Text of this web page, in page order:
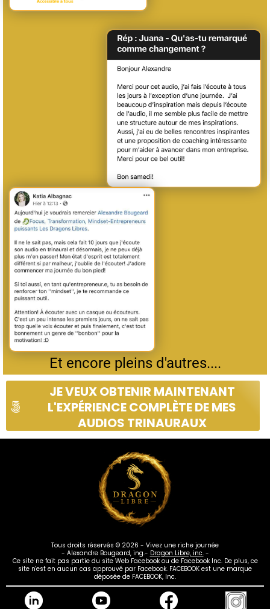
Et encore pleins d'autres....
JE VEUX OBTENIR MAINTENANT
L'EXPÉRIENCE COMPLÈTE DE MES
AUDIOS TRINAURAUX
Tous droits réservés © 2026 - Vivez une riche journée
- Alexandre Bougeard, ing.- Dragon Libre, inc.-
Ce site ne fait pas partie du site Web Facebook ou de Facebook Inc. De plus, ce
site n'est en aucun cas approuvé par Facebook. FACEBOOK est une marque
déposée de FACEBOOK, Inc.